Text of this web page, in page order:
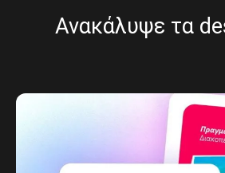
Ανακάλυψε τα